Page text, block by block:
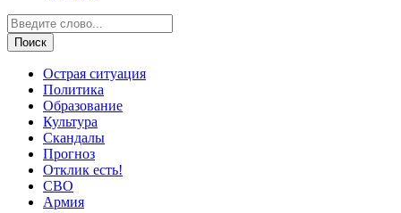
Острая ситуация
Политика
Образование
Культура
Скандалы
Прогноз
Отклик есть!
СВО
Армия